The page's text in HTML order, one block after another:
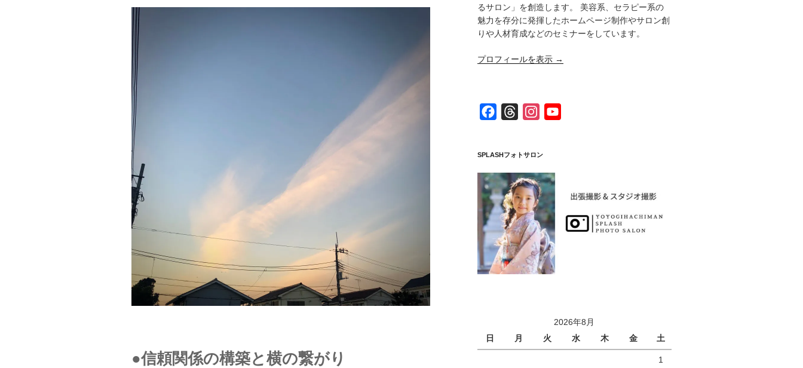
●信頼関係の構築と横の繋がり
るサロン」を創造します。 美容系、セラピー系の
魅力を存分に発揮したホームページ制作やサロン創
りや人材育成などのセミナーをしています。
プロフィールを表示 →
b
o
o
k
e
a
d
s
a
g
r
a
m
C
SPLASHフォトサロン
2026年8月
日
月 火 水 木 金 土
1